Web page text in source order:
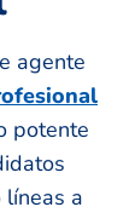
agente
potente
líneas a